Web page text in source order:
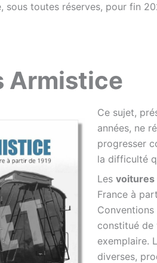
sous toutes réserves, pour fin
Armistice
Ce sujet,
années, ne
progresser
la difficulté
Les voitures
France à
Conventions
constitué de
exemplaire.
diverses,